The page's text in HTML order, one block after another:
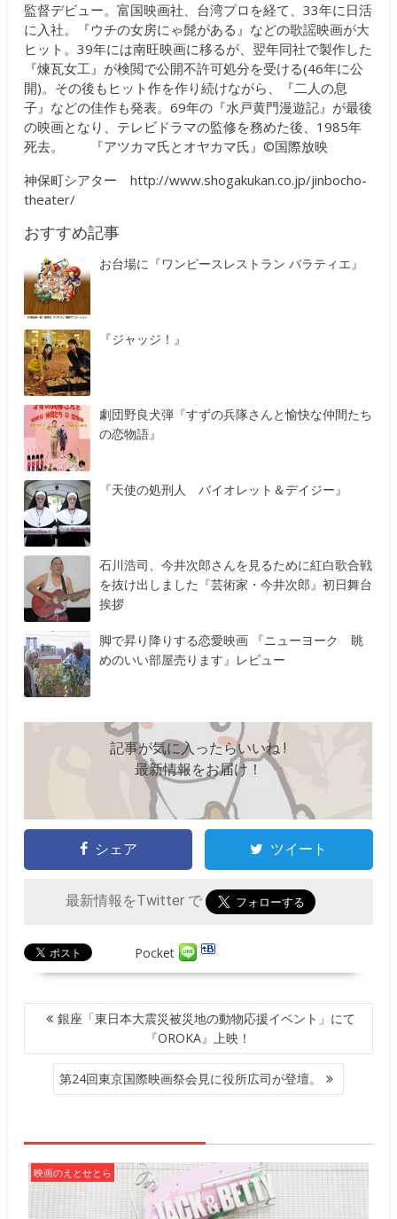
監督デビュー。富国映画社、台湾プロを経て、33年に日活
に入社。『ウチの女房にゃ髭がある』などの歌謡映画が大
ヒット。39年には南旺映画に移るが、翌年同社で製作した
『煉瓦女工』が検閲で公開不許可処分を受ける(46年に公
開)。その後もヒット作を作り続けながら、『二人の息
子』などの佳作も発表。69年の『水戸黄門漫遊記』が最後
の映画となり、テレビドラマの監修を務めた後、1985年
死去。 『アツカマ氏とオヤカマ氏』©国際放映
神保町シアターhttp://www.shogakukan.co.jp/jinbocho-
theater/
おすすめ記事
お台場に『ワンピースレストラン バラティエ』
『ジャッジ！』
劇団野良犬弾『すずの兵隊さんと愉快な仲間たち
の恋物語』
『天使の処刑人 バイオレット＆デイジー』
石川浩司、今井次郎さんを見るために紅白歌合戦
を抜け出しました『芸術家・今井次郎』初日舞台
挨拶
脚で昇り降りする恋愛映画 『ニューヨーク 眺
めのいい部屋売ります』レビュー
記事が気に入ったらいいね !
最新情報をお届け！
シェア ツイート
最新情報をTwitter で
Pocket
投
ナ
ョ
ン
銀座「東日本大震災被災地の動物応援イベント」にて
『OROKA』上映！
第24回東京国際映画祭会見に役所広司が登壇。
映画のえとせとら